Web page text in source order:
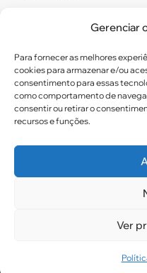
Gerenciar
Para fornecer as melhores
cookies para armazenar e/ou
consentimento para essas
como comportamento de
consentir ou retirar o
recursos e funções.
Ver
Links úteis
Certidão de Quitação Eleitoral
Parceiros CREF16